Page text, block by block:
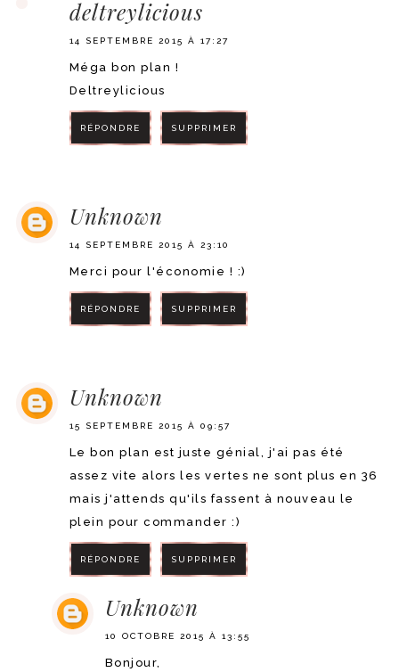
deltreylicious
14 SEPTEMBRE 2015 À 17:27
Méga bon plan !
Deltreylicious
RÉPONDRE SUPPRIMER
Unknown
14 SEPTEMBRE 2015 À 23:10
Merci pour l'économie ! :)
RÉPONDRE SUPPRIMER
Unknown
15 SEPTEMBRE 2015 À 09:57
Le bon plan est juste génial, j'ai pas été
assez vite alors les vertes ne sont plus en 36
mais j'attends qu'ils fassent à nouveau le
plein pour commander :)
RÉPONDRE SUPPRIMER
Unknown
10 OCTOBRE 2015 À 13:55
Bonjour,